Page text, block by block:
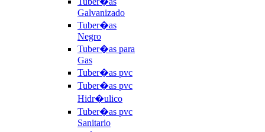
Galvanizado
Tuber�as
Negro
Tuber�as para
Gas
Tuber�as pvc
Tuber�as pvc
Hidr�ulico
Tuber�as pvc
Sanitario